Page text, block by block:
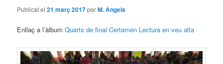
Publicat el21 març 2017perM. Àngels
Enllaç a l’àlbumQuarts de final Certamen Lectura en veu alta